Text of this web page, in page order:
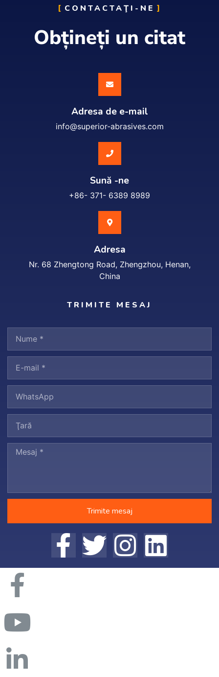
CONTACTAŢI-NE
Obțineți un citat
Adresa de e-mail
info@superior-abrasives.com
Sună -ne
+86- 371- 6389 8989
Adresa
Nr. 68 Zhengtong Road, Zhengzhou, Henan,
China
TRIMITE MESAJ
Trimite mesaj